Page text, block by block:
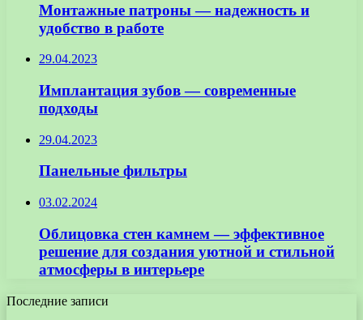
Монтажные патроны — надежность и
удобство в работе
29.04.2023
Имплантация зубов — современные
подходы
29.04.2023
Панельные фильтры
03.02.2024
Облицовка стен камнем — эффективное
решение для создания уютной и стильной
атмосферы в интерьере
Последние записи